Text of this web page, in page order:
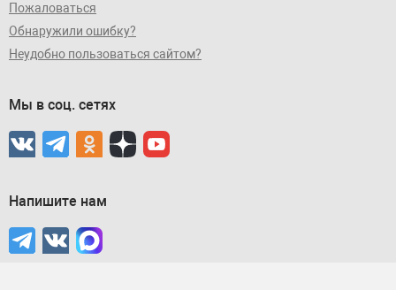
Пожаловаться
Обнаружили ошибку?
Неудобно пользоваться сайтом?
Мы в соц. сетях
Напишите нам